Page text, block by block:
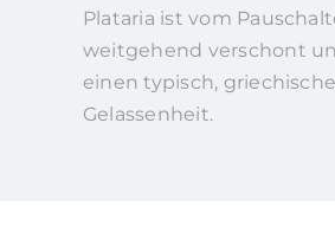
Plataria ist vom
weitgehend verschont
einen typisch,
Gelassenheit.